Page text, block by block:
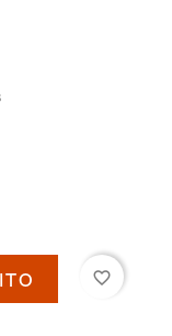
favorite_border